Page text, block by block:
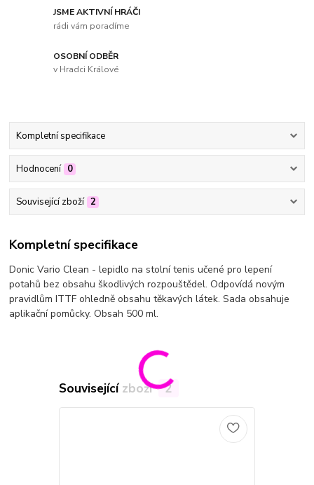
JSME AKTIVNÍ HRÁČI
rádi vám poradíme
OSOBNÍ ODBĚR
v Hradci Králové
Kompletní specifikace
Hodnocení 0
Související zboží 2
Kompletní specifikace
Donic Vario Clean - lepidlo na stolní tenis učené pro lepení
potahů bez obsahu škodlivých rozpouštědel. Odpovídá novým
pravidlům ITTF ohledně obsahu těkavých látek. Sada obsahuje
aplikační pomůcky. Obsah 500 ml.
Související zboží 2